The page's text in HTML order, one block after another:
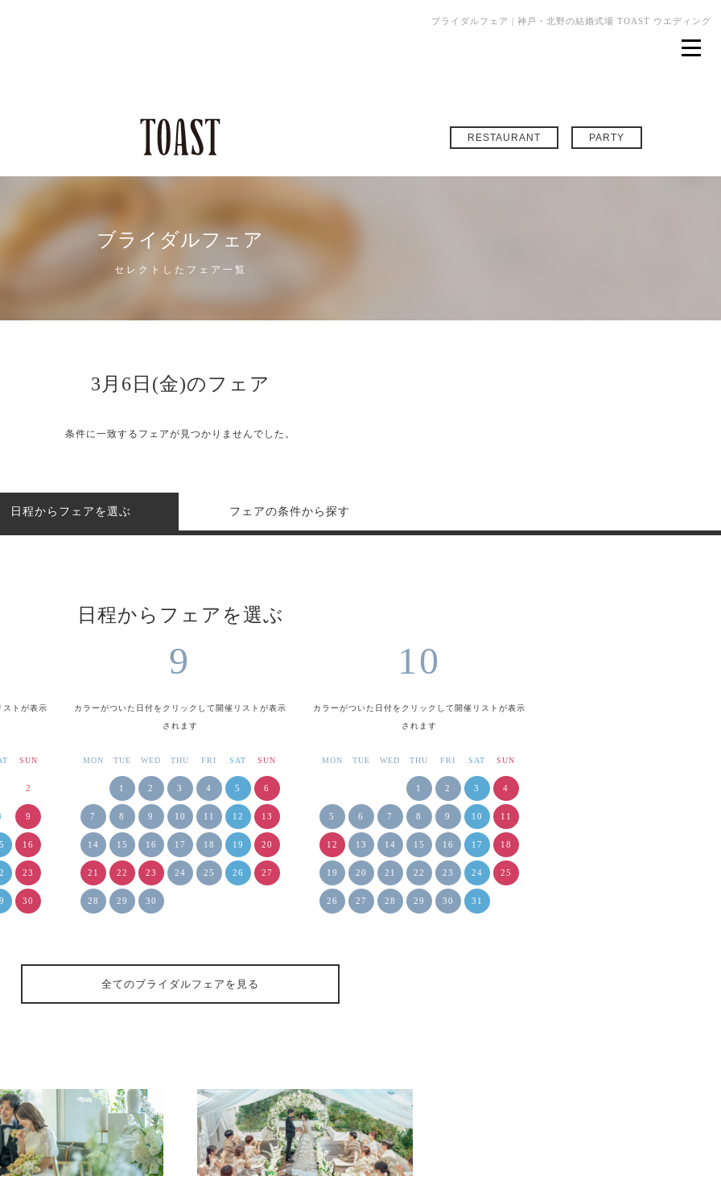
ブライダルフェア | 神戸・北野の結婚式場 TOAST ウエディング
RESTAURANT PARTY
ブライダルフェア
セレクトしたフェア一覧
3月6日(金)のフェア
条件に一致するフェアが見つかりませんでした。
日程からフェアを選ぶ フェアの条件から探す
日程からフェアを選ぶ
ストが表示
SUN
2
9
16
23
30
9
カラーがついた日付をクリックして 開催リストが表示
されます
MON TUE WED THU FRI SAT SUN
1 2 3 4 5 6
7 8 9 10 11 12 13
14 15 16 17 18 19 20
21 22 23 24 25 26 27
28 29 30
10
カラーがついた日付をクリックして 開催リストが表示
されます
MON TUE WED THU FRI SAT SUN
1 2 3 4
5 6 7 8 9 10 11
12 13 14 15 16 17 18
19 20 21 22 23 24 25
26 27 28 29 30 31
全てのブライダルフェアを見る